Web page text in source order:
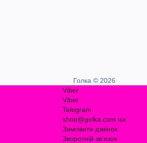
Голка © 2026
Viber
Viber
Telegram
shop@golka.com.ua
Замовити дзвінок
Зворотній зв'язок